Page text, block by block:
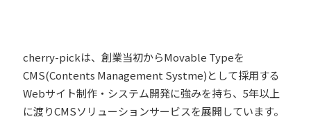
cherry-pickは、創業当初からMovable Typeを
CMS(Contents Management Systme)として採用する
Webサイト制作・システム開発に強みを持ち、5年以上
に渡りCMSソリューションサービスを展開しています。